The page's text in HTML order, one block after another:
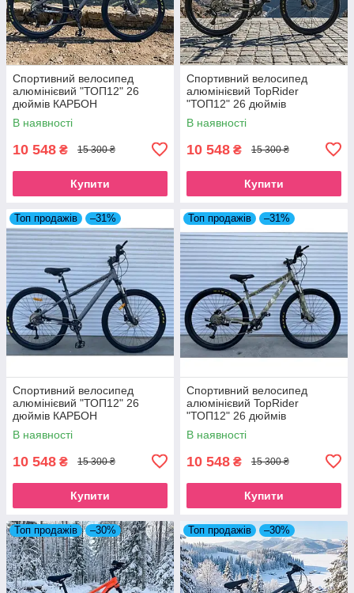
Спортивний велосипед
алюмінієвий "ТОП12" 26
дюймів КАРБОН
В наявності
10 548 ₴ 15 300 ₴
Купити
Спортивний велосипед
алюмінієвий TopRider
"ТОП12" 26 дюймів
Камуфляж
В наявності
10 548 ₴ 15 300 ₴
Купити
Топ продажів –31%
Спортивний велосипед
алюмінієвий "ТОП12" 26
дюймів КАРБОН
В наявності
10 548 ₴ 15 300 ₴
Купити
Топ продажів –31%
Спортивний велосипед
алюмінієвий TopRider
"ТОП12" 26 дюймів
Камуфляж
В наявності
10 548 ₴ 15 300 ₴
Купити
Топ продажів –30% Топ продажів –30%